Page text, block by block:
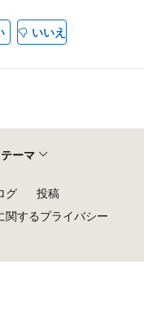
いいえ
テーマ
グ
投稿
関するプライバシー